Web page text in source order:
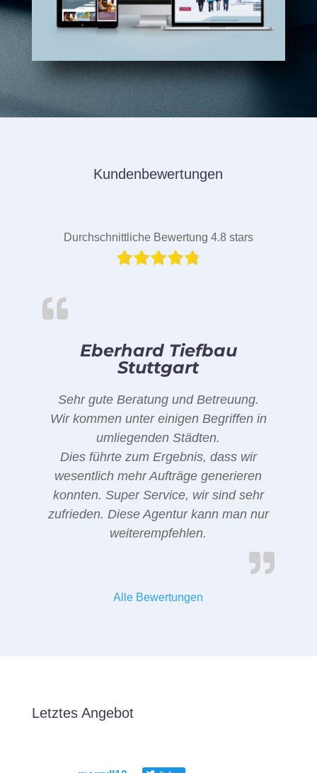
Kundenbewertungen
Durchschnittliche Bewertung 4.8 stars
Eberhard Tiefbau
Stuttgart
Sehr gute Beratung und Betreuung.
Wir kommen unter einigen Begriffen in
umliegenden Städten.
Dies führte zum Ergebnis, dass wir
wesentlich mehr Aufträge generieren
konnten. Super Service, wir sind sehr
zufrieden. Diese Agentur kann man nur
weiterempfehlen.
Alle Bewertungen
Letztes Angebot